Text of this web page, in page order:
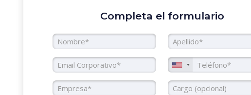
Completa el formulario
Email Corporativo Teléfono
Cargo